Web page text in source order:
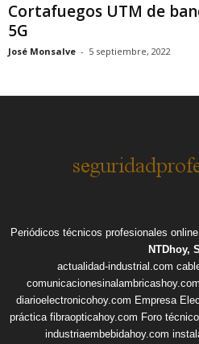
Cortafuegos UTM de
5G
José Monsalve - 5 septiembre, 2022
Periódicos técnicos profesionales
NTDhoy,
actualidad-industrial.com
comunicacionesinalambricashoy.com
diarioelectronicohoy.com Empresa
práctica fibraopticahoy.com Foro
industriaembebidahoy.com